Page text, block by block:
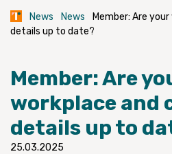
News News
Member: Are
details up to date?
Member: Are
workplace and
details up to
25.03.2025